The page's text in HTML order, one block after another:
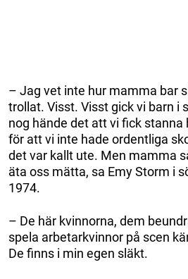
– Jag vet inte hur mamma bar
trollat. Visst. Visst gick vi barn i
nog hände det att vi fick
för att vi inte hade ordentliga
det var kallt ute. Men mamma
äta oss mätta, sa Emy Storm i
1974.
– De här kvinnorna, dem
spela arbetarkvinnor på scen
De finns i min egen släkt.